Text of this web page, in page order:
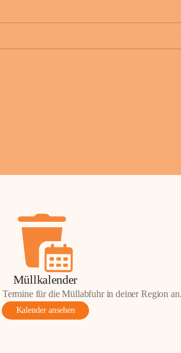
+6
Müllkalender
Termine für die Müllabfuhr in deiner Region an.
Kalender ansehen